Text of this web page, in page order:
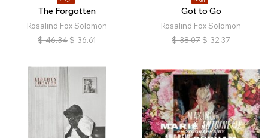
The Forgotten
Rosalind Fox Solomon
$ 46.34 $ 36.61
Got to Go
Rosalind Fox Solomon
$ 38.07 $ 32.37